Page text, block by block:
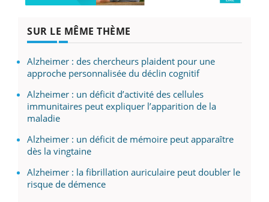
SUR LE MÊME THÈME
Alzheimer : des chercheurs plaident pour une
approche personnalisée du déclin cognitif
Alzheimer : un déficit d’activité des cellules
immunitaires peut expliquer l’apparition de la
maladie
Alzheimer : un déficit de mémoire peut apparaître
dès la vingtaine
Alzheimer : la fibrillation auriculaire peut doubler le
risque de démence